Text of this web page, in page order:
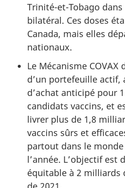
Trinité-et-Tobago dans
bilatéral. Ces doses
Canada, mais elles
nationaux.
Le Mécanisme
d’un portefeuille actif,
d’achat anticipé pour
candidats vaccins, et
livrer plus de 1,8
vaccins sûrs et
partout dans le
l’année. L’objectif est
équitable à 2 milliards